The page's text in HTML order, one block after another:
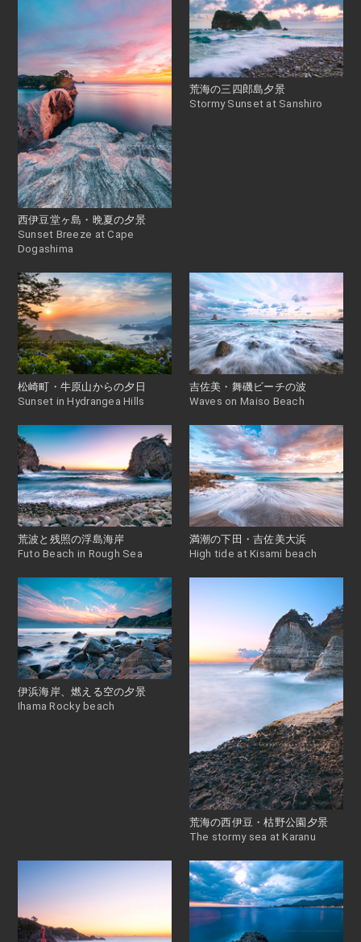
西伊豆堂ヶ島・晩夏の夕景
Sunset Breeze at Cape
Dogashima
荒海の三四郎島夕景
Stormy Sunset at Sanshiro
松崎町・牛原山からの夕日
Sunset in Hydrangea Hills
吉佐美・舞磯ビーチの波
Waves on Maiso Beach
荒波と残照の浮島海岸
Futo Beach in Rough Sea
満潮の下田・吉佐美大浜
High tide at Kisami beach
伊浜海岸、燃える空の夕景
Ihama Rocky beach
荒海の西伊豆・枯野公園夕景
The stormy sea at Karanu